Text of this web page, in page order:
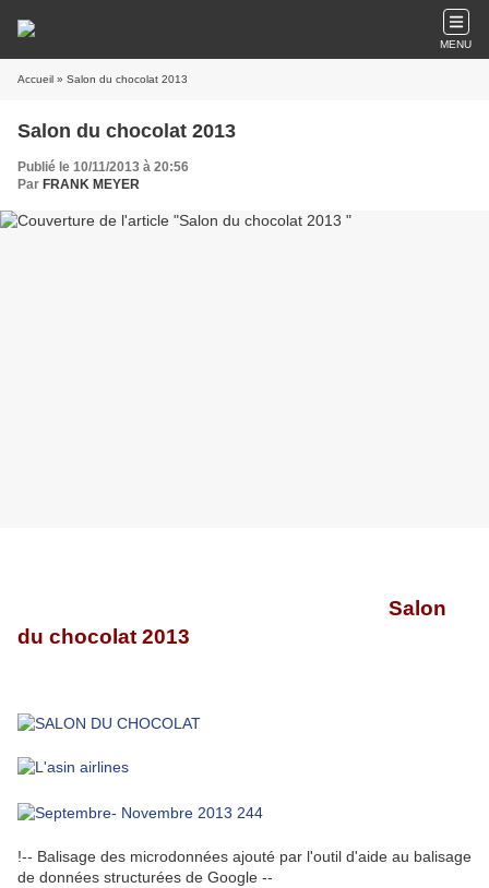
MENU
Accueil » Salon du chocolat 2013
Salon du chocolat 2013
Publié le 10/11/2013 à 20:56
Par FRANK MEYER
Salon
du chocolat 2013
!-- Balisage des microdonnées ajouté par l'outil d'aide au balisage
de données structurées de Google --